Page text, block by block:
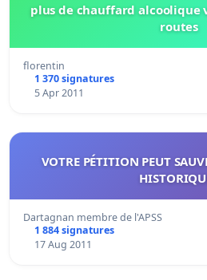
plus de chauffard alcoolique
routes
florentin
1 370 signatures
5 Apr 2011
VOTRE PÉTITION PEUT
Dartagnan membre de l'APSS
1 884 signatures
17 Aug 2011